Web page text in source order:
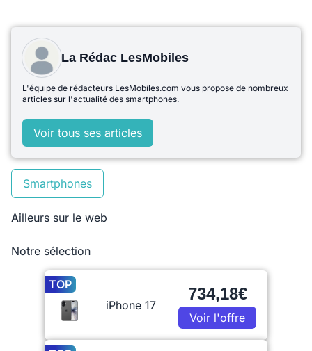
La Rédac LesMobiles
L'équipe de rédacteurs LesMobiles.com vous propose de nombreux
articles sur l'actualité des smartphones.
Voir tous ses articles
Smartphones
Ailleurs sur le web
Notre sélection
TOP
iPhone 17
734,18€
Voir l'offre